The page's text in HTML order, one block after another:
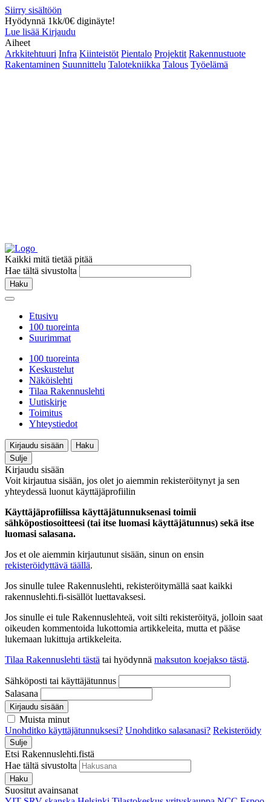
Siirry sisältöön
Hyödynnä 1kk/0€ diginäyte!
Lue lisää Kirjaudu
Aiheet
Arkkitehtuuri Infra Kiinteistöt Pientalo Projektit Rakennustuote
Rakentaminen Suunnittelu Talotekniikka Talous Työelämä
Kaikki mitä tietää pitää
Hae tältä sivustolta
Haku
Etusivu
100 tuoreinta
Suurimmat
100 tuoreinta
Keskustelut
Näköislehti
Tilaa Rakennuslehti
Uutiskirje
Toimitus
Yhteystiedot
Kirjaudu sisään
Haku
Sulje
Kirjaudu sisään
Voit kirjautua sisään, jos olet jo aiemmin rekisteröitynyt ja sen
yhteydessä luonut käyttäjäprofiilin
Käyttäjäprofiilissa käyttäjätunnuksenasi toimii
sähköpostiosoitteesi (tai itse luomasi käyttäjätunnus) sekä itse
luomasi salasana.
Jos et ole aiemmin kirjautunut sisään, sinun on ensin
rekisteröidyttävä täällä.
Jos sinulle tulee Rakennuslehti, rekisteröitymällä saat kaikki
rakennuslehti.fi-sisällöt luettavaksesi.
Jos sinulle ei tule Rakennuslehteä, voit silti rekisteröityä, jolloin saat
oikeuden kommentoida lukottomia artikkeleita, mutta et pääse
lukemaan lukittuja artikkeleita.
Tilaa Rakennuslehti tästä tai hyödynnä maksuton koejakso tästä.
Sähköposti tai käyttäjätunnus
Salasana
Kirjaudu sisään
Muista minut
Unohditko käyttäjätunnuksesi? Unohditko salasanasi? Rekisteröidy
Sulje
Etsi Rakennuslehti.fistä
Hae tältä sivustolta
Haku
Suositut avainsanat